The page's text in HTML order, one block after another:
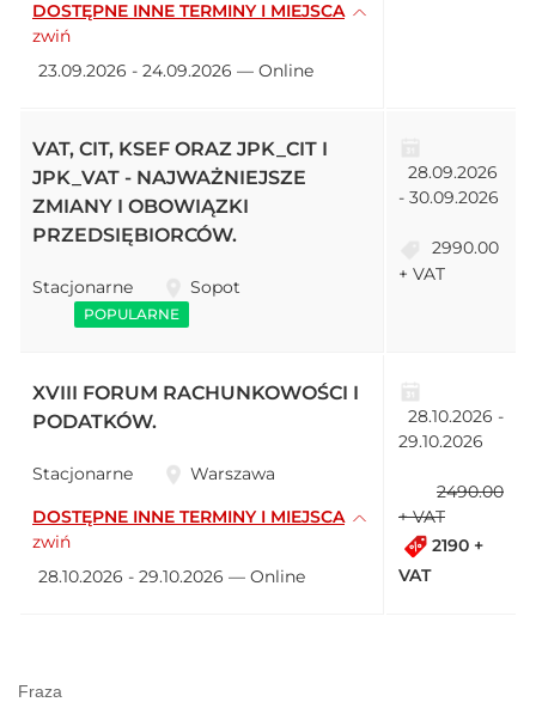
DOSTĘPNE INNE TERMINY I MIEJSCA
zwiń
23.09.2026 - 24.09.2026 — Online
VAT, CIT, KSEF ORAZ JPK_CIT I
JPK_VAT - NAJWAŻNIEJSZE
ZMIANY I OBOWIĄZKI
PRZEDSIĘBIORCÓW.
Stacjonarne Sopot
POPULARNE
28.09.2026
- 30.09.2026
2990.00
+ VAT
XVIII FORUM RACHUNKOWOŚCI I
PODATKÓW.
Stacjonarne Warszawa
DOSTĘPNE INNE TERMINY I MIEJSCA
zwiń
28.10.2026 - 29.10.2026 — Online
28.10.2026 -
29.10.2026
2490.00
+ VAT
2190 +
VAT
Fraza